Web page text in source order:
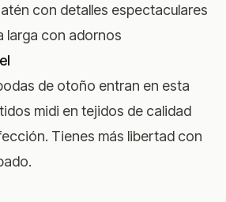
con detalles espectaculares
larga con adornos
de otoño entran en esta
midi en tejidos de calidad
Tienes más libertad con